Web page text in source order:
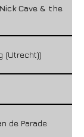
Cave & the
(Utrecht))
de Parade